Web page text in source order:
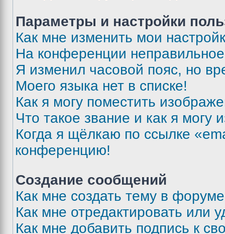
Параметры и настройки
Как мне изменить мои
На конференции
Я изменил часовой пояс, но
Моего языка нет в списке!
Как я могу поместить
Что такое звание и как я могу
Когда я щёлкаю по ссылке
конференцию!
Создание сообщений
Как мне создать тему в
Как мне отредактировать или
Как мне добавить подпись к